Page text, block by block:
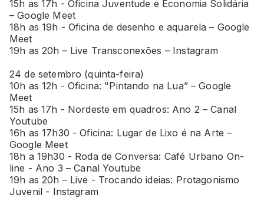
15h as 17h - Oficina Juventude e Economia Solidária
– Google Meet
18h as 19h - Oficina de desenho e aquarela – Google
Meet
19h as 20h – Live Transconexões – Instagram
24 de setembro (quinta-feira)
10h as 12h - Oficina: "Pintando na Lua” – Google
Meet
15h as 17h - Nordeste em quadros: Ano 2 – Canal
Youtube
16h as 17h30 - Oficina: Lugar de Lixo é na Arte –
Google Meet
18h a 19h30 - Roda de Conversa: Café Urbano On-
line - Ano 3 – Canal Youtube
19h as 20h – Live - Trocando ideias: Protagonismo
Juvenil - Instagram